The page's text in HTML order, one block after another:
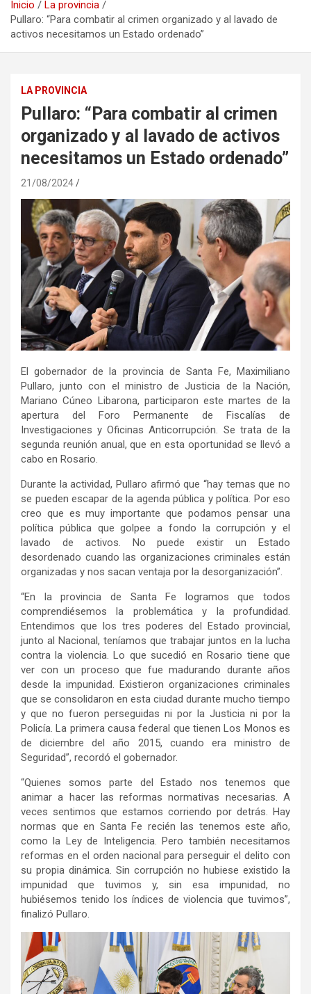
Inicio
La provincia
Pullaro: “Para combatir al crimen organizado y al lavado de
activos necesitamos un Estado ordenado”
LA PROVINCIA
Pullaro: “Para combatir al crimen
organizado y al lavado de activos
necesitamos un Estado ordenado”
21/08/2024
El gobernador de la provincia de Santa Fe, Maximiliano
Pullaro, junto con el ministro de Justicia de la Nación,
Mariano Cúneo Libarona, participaron este martes de la
apertura del Foro Permanente de Fiscalías de
Investigaciones y Oficinas Anticorrupción. Se trata de la
segunda reunión anual, que en esta oportunidad se llevó a
cabo en Rosario.
Durante la actividad, Pullaro afirmó que “hay temas que no
se pueden escapar de la agenda pública y política. Por eso
creo que es muy importante que podamos pensar una
política pública que golpee a fondo la corrupción y el
lavado de activos. No puede existir un Estado
desordenado cuando las organizaciones criminales están
organizadas y nos sacan ventaja por la desorganización”.
“En la provincia de Santa Fe logramos que todos
comprendiésemos la problemática y la profundidad.
Entendimos que los tres poderes del Estado provincial,
junto al Nacional, teníamos que trabajar juntos en la lucha
contra la violencia. Lo que sucedió en Rosario tiene que
ver con un proceso que fue madurando durante años
desde la impunidad. Existieron organizaciones criminales
que se consolidaron en esta ciudad durante mucho tiempo
y que no fueron perseguidas ni por la Justicia ni por la
Policía. La primera causa federal que tienen Los Monos es
de diciembre del año 2015, cuando era ministro de
Seguridad”, recordó el gobernador.
“Quienes somos parte del Estado nos tenemos que
animar a hacer las reformas normativas necesarias. A
veces sentimos que estamos corriendo por detrás. Hay
normas que en Santa Fe recién las tenemos este año,
como la Ley de Inteligencia. Pero también necesitamos
reformas en el orden nacional para perseguir el delito con
su propia dinámica. Sin corrupción no hubiese existido la
impunidad que tuvimos y, sin esa impunidad, no
hubiésemos tenido los índices de violencia que tuvimos”,
finalizó Pullaro.